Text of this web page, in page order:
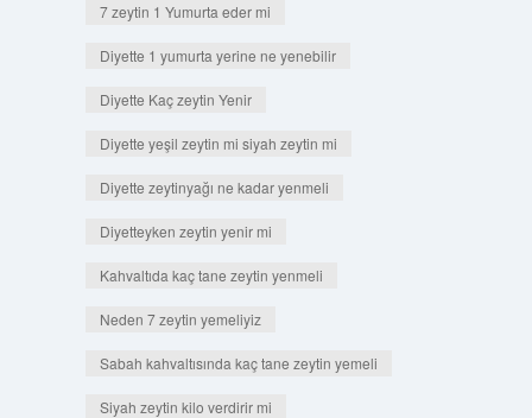
7 zeytin 1 Yumurta eder mi
Diyette 1 yumurta yerine ne yenebilir
Diyette Kaç zeytin Yenir
Diyette yeşil zeytin mi siyah zeytin mi
Diyette zeytinyağı ne kadar yenmeli
Diyetteyken zeytin yenir mi
Kahvaltıda kaç tane zeytin yenmeli
Neden 7 zeytin yemeliyiz
Sabah kahvaltısında kaç tane zeytin yemeli
Siyah zeytin kilo verdirir mi